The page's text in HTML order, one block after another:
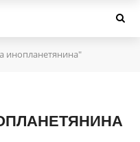
инопланетянина"